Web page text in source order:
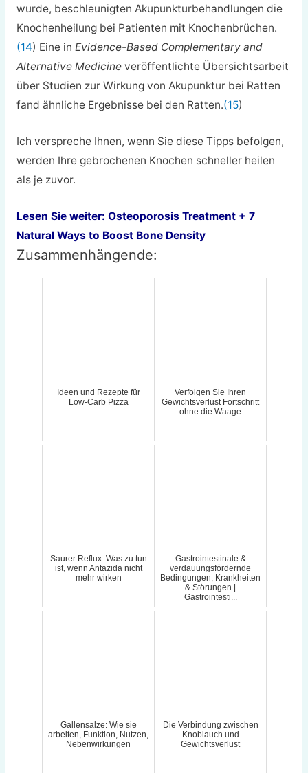
wurde, beschleunigten Akupunkturbehandlungen die
Knochenheilung bei Patienten mit Knochenbrüchen.
(14) Eine in Evidence-Based Complementary and
Alternative Medicineveröffentlichte Übersichtsarbeit
über Studien zur Wirkung von Akupunktur bei Ratten
fand ähnliche Ergebnisse bei den Ratten.(15)
Ich verspreche Ihnen, wenn Sie diese Tipps befolgen,
werden Ihre gebrochenen Knochen schneller heilen
als je zuvor.
Lesen Sie weiter: Osteoporosis Treatment + 7
Natural Ways to Boost Bone Density
Zusammenhängende:
Ideen und Rezepte für
Low-Carb Pizza
Verfolgen Sie Ihren
Gewichtsverlust Fortschritt
ohne die Waage
Saurer Reflux: Was zu tun
ist, wenn Antazida nicht
mehr wirken
Gastrointestinale &
verdauungsfördernde
Bedingungen, Krankheiten
& Störungen |
Gastrointesti...
Gallensalze: Wie sie
arbeiten, Funktion, Nutzen,
Nebenwirkungen
Die Verbindung zwischen
Knoblauch und
Gewichtsverlust